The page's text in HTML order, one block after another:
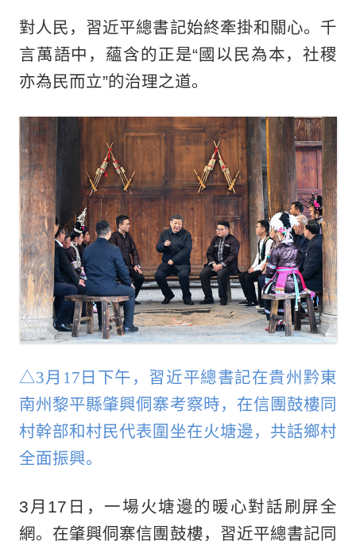
對人民，習近平總書記始終牽掛和關心。千
言萬語中，蘊含的正是“國以民為本，社稷
亦為民而立”的治理之道。
△3月17日下午，習近平總書記在貴州黔東
南州黎平縣肇興侗寨考察時，在信團鼓樓同
村幹部和村民代表圍坐在火塘邊，共話鄉村
全面振興。
3月17日，一場火塘邊的暖心對話刷屏全
網。在肇興侗寨信團鼓樓，習近平總書記同